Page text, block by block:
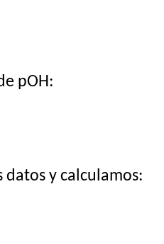
pOH:
datos y calculamos: